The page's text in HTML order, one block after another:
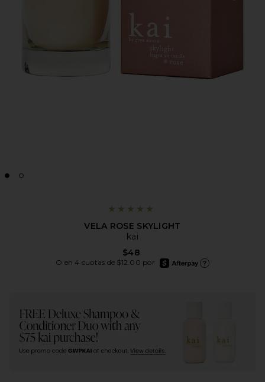
VELA ROSE SKYLIGHT
kai
$48
O en 4 cuotas de $12.00 por
afterpay